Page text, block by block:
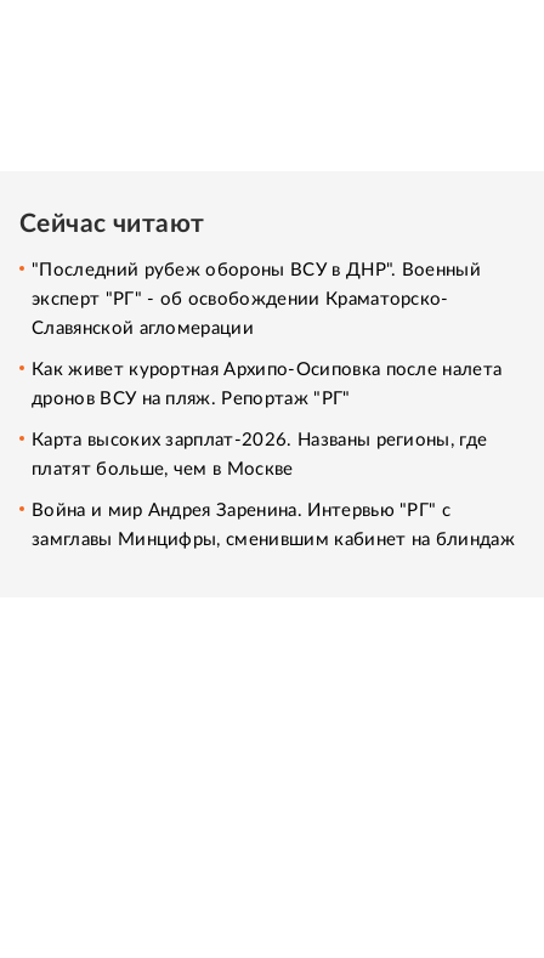
Сейчас читают
"Последний рубеж обороны ВСУ в ДНР". Военный
эксперт "РГ" - об освобождении Краматорско-
Славянской агломерации
Как живет курортная Архипо-Осиповка после налета
дронов ВСУ на пляж. Репортаж "РГ"
Карта высоких зарплат-2026. Названы регионы, где
платят больше, чем в Москве
Война и мир Андрея Заренина. Интервью "РГ" с
замглавы Минцифры, сменившим кабинет на блиндаж